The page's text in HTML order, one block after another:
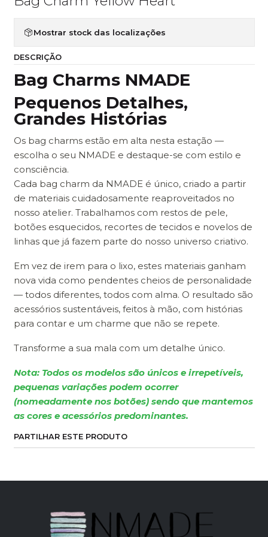
Mostrar stock das localizações
DESCRIÇÃO
Bag Charms NMADE
Pequenos Detalhes,
Grandes Histórias
Os bag charms estão em alta nesta estação —
escolha o seu NMADE e destaque-se com estilo e
consciência.
Cada bag charm da NMADE é único, criado a partir
de materiais cuidadosamente reaproveitados no
nosso atelier. Trabalhamos com restos de pele,
botões esquecidos, recortes de tecidos e novelos de
linhas que já fazem parte do nosso universo criativo.
Em vez de irem para o lixo, estes materiais ganham
nova vida como pendentes cheios de personalidade
— todos diferentes, todos com alma. O resultado são
acessórios sustentáveis, feitos à mão, com histórias
para contar e um charme que não se repete.
Transforme a sua mala com um detalhe único.
Nota: Todos os modelos são únicos e irrepetíveis,
pequenas variações podem ocorrer
(nomeadamente nos botões) sendo que mantemos
as cores e acessórios predominantes.
PARTILHAR ESTE PRODUTO